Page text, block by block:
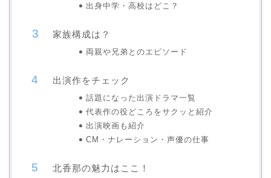
出身中学・高校はどこ？
家族構成は？
両親や兄弟とのエピソード
出演作をチェック
話題になった出演ドラマ一覧
代表作の役どころをサクッと紹介
出演映画も紹介
CM・ナレーション・声優の仕事
北香那の魅力はここ！